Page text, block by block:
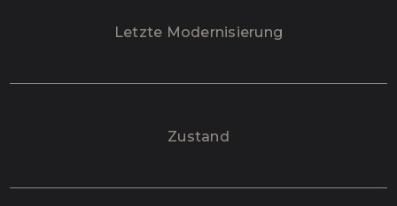
Letzte Modernisierung
Zustand